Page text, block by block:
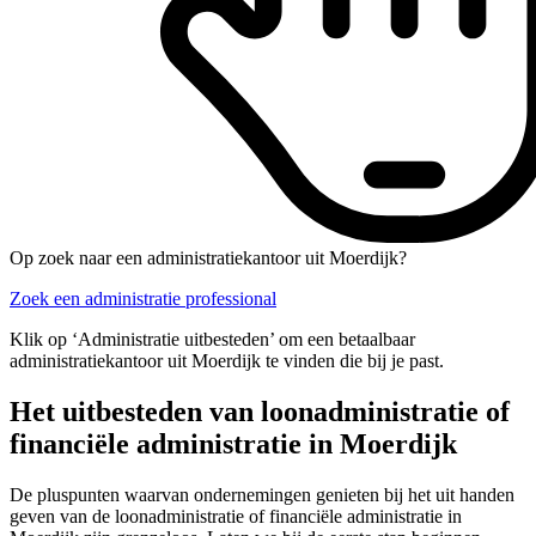
Op zoek naar een administratiekantoor uit Moerdijk?
Zoek een administratie professional
Klik op ‘Administratie uitbesteden’ om een betaalbaar
administratiekantoor uit Moerdijk te vinden die bij je past.
Het uitbesteden van loonadministratie of
financiële administratie in Moerdijk
De pluspunten waarvan ondernemingen genieten bij het uit handen
geven van de loonadministratie of financiële administratie in